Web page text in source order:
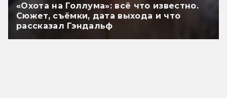
«Охота на Голлума»: всё что известно.
Сюжет, съёмки, дата выхода и что
рассказал Гэндальф